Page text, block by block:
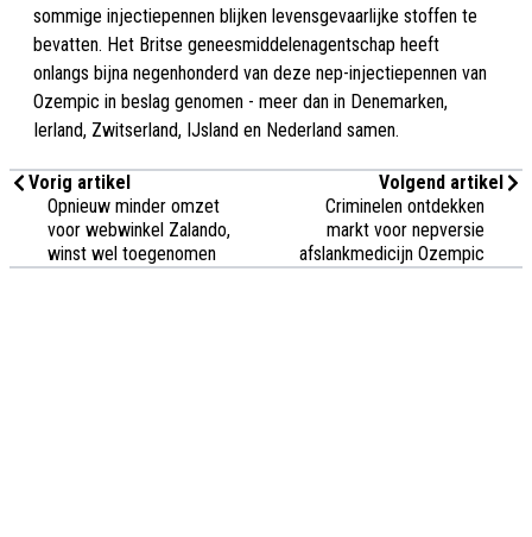
sommige injectiepennen blijken levensgevaarlijke stoffen te
bevatten. Het Britse geneesmiddelenagentschap heeft
onlangs bijna negenhonderd van deze nep-injectiepennen van
Ozempic in beslag genomen - meer dan in Denemarken,
Ierland, Zwitserland, IJsland en Nederland samen.
Vorig artikel
Opnieuw minder omzet
voor webwinkel Zalando,
winst wel toegenomen
Volgend artikel
Criminelen ontdekken
markt voor nepversie
afslankmedicijn Ozempic